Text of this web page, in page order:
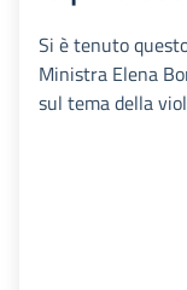
Si è tenuto
Ministra Elena
sul tema della